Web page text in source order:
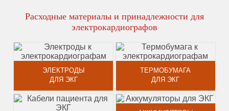
Расходные материалы и принадлежности для
электрокардиографов
ЭЛЕКТРОДЫ
ДЛЯ ЭКГ
ТЕРМОБУМАГА
ДЛЯ ЭКГ